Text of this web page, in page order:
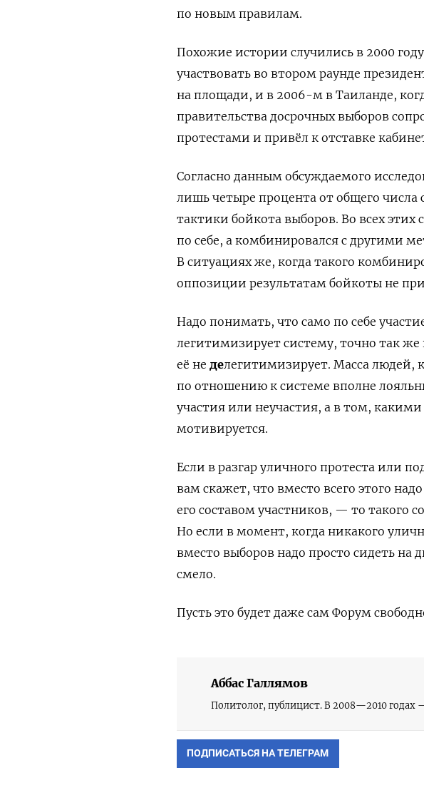
по новым правилам.
Похожие истории случились в 2000
участвовать во втором раунде
на площади, и в 2006-м в Таиланде,
правительства досрочных выборов
протестами и привёл к отставке
Согласно данным обсуждаемого
лишь четыре процента от общего
тактики бойкота выборов. Во всех
по себе, а комбинировался с другими
В ситуациях же, когда такого
оппозиции результатам бойкоты не
Надо понимать, что само по себе
легитимизирует систему, точно так же
её не делегитимизирует. Масса людей,
по отношению к системе вполне
участия или неучастия, а в том,
мотивируется.
Если в разгар уличного протеста или
вам скажет, что вместо всего этого
его составом участников, — то такого
Но если в момент, когда никакого
вместо выборов надо просто сидеть на
смело.
Пусть это будет даже сам Форум
Аббас Галлямов
Политолог, публицист. В 2008—2010
ПОДПИСАТЬСЯ НА ТЕЛЕГРАМ